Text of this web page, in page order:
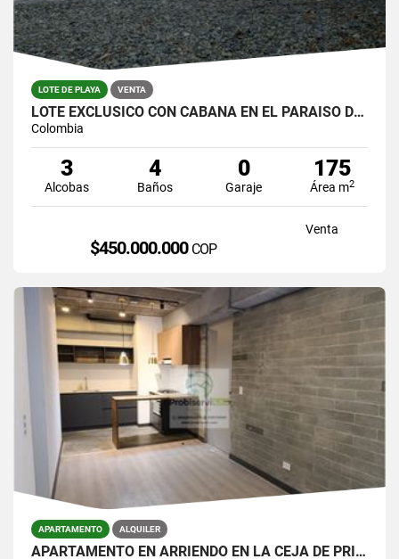
LOTE DE PLAYA VENTA
LOTE EXCLUSICO CON CABAÑA EN EL PARAISO DE CAPURGANÁ
Colombia
3
Alcobas
4
Baños
0
Garaje
175
Área m2
Venta
$450.000.000 COP
APARTAMENTO ALQUILER
APARTAMENTO EN ARRIENDO EN LA CEJA DE PRIMER PISO.